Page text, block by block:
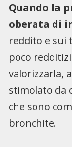
Quando la
oberata di
reddito e sui
poco
valorizzarla,
stimolato da
che sono
bronchite.